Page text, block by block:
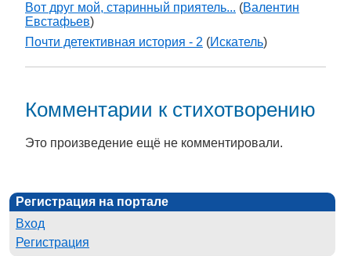
Вот друг мой, старинный приятель... (Валентин
Евстафьев)
Почти детективная история - 2 (Искатель)
Комментарии к стихотворению
Это произведение ещё не комментировали.
Регистрация на портале
Вход
Регистрация